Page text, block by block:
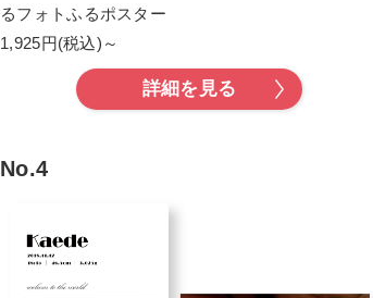
るフォトふるポスター
1,925円(税込)～
詳細を見る
No.4